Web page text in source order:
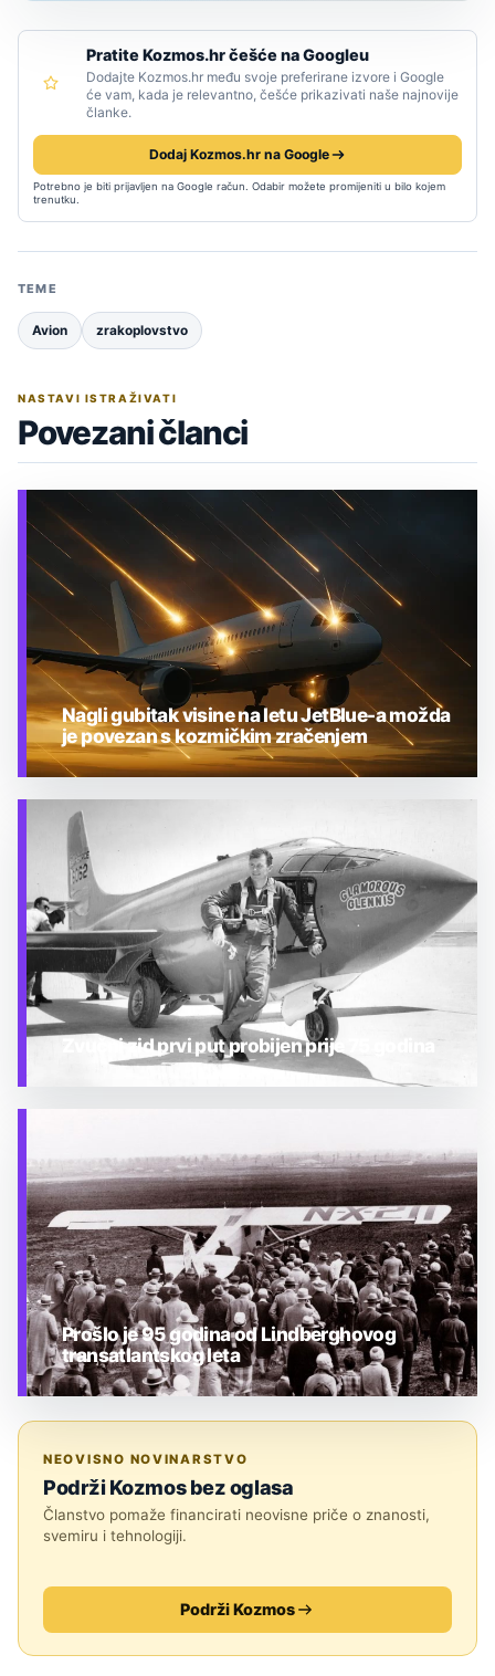
Pratite Kozmos.hr češće na Googleu
Dodajte Kozmos.hr među svoje preferirane izvore i Google
će vam, kada je relevantno, češće prikazivati naše najnovije
članke.
Dodaj Kozmos.hr na Google
Potrebno je biti prijavljen na Google račun. Odabir možete promijeniti u bilo kojem
trenutku.
TEME
Avion zrakoplovstvo
NASTAVI ISTRAŽIVATI
Povezani članci
TEHNOLOGIJA
Nagli gubitak visine na letu JetBlue-a možda
je povezan s kozmičkim zračenjem
Zvučni zid prvi put probijen prije 75 godina
Prošlo je 95 godina od Lindberghovog
transatlantskog leta
NEOVISNO NOVINARSTVO
Podrži Kozmos bez oglasa
Članstvo pomaže financirati neovisne priče o znanosti,
svemiru i tehnologiji.
Podrži Kozmos